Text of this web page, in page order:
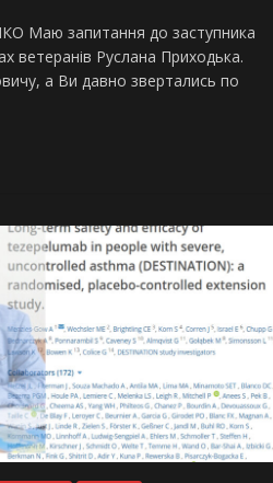
Маю запитання до заступника
ветеранів Руслана Приходька.
а Ви давно звертались по